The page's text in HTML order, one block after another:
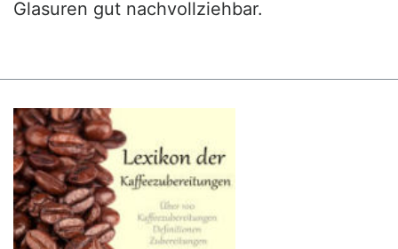
Glasuren gut nachvollziehbar.